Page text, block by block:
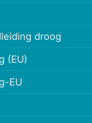
droog
(EU)
EU